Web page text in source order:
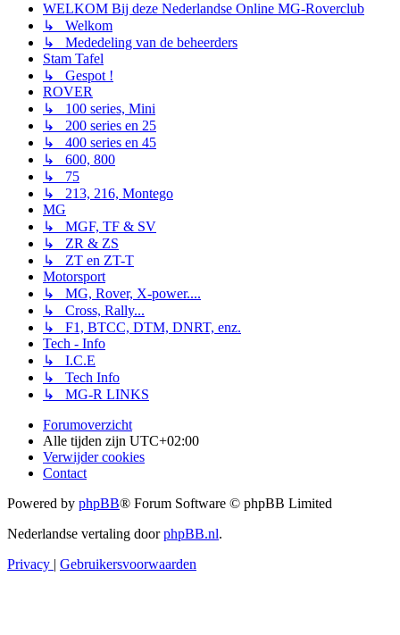
WELKOM Bij deze Nederlandse Online MG-Roverclub
↳ Welkom
↳ Mededeling van de beheerders
Stam Tafel
↳ Gespot !
ROVER
↳ 100 series, Mini
↳ 200 series en 25
↳ 400 series en 45
↳ 600, 800
↳ 75
↳ 213, 216, Montego
MG
↳ MGF, TF & SV
↳ ZR & ZS
↳ ZT en ZT-T
Motorsport
↳ MG, Rover, X-power....
↳ Cross, Rally...
↳ F1, BTCC, DTM, DNRT, enz.
Tech - Info
↳ I.C.E
↳ Tech Info
↳ MG-R LINKS
Forumoverzicht
Alle tijden zijn UTC+02:00
Verwijder cookies
Contact
Powered by phpBB® Forum Software © phpBB Limited
Nederlandse vertaling doorphpBB.nl.
Privacy
Gebruikersvoorwaarden